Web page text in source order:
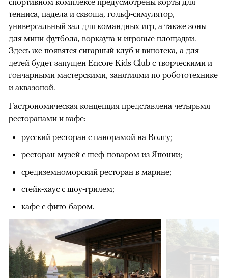
тенниса, падела и сквоша, гольф-симулятор,
универсальный зал для командных игр, а также зоны
для мини-футбола, воркаута и игровые площадки.
Здесь же появятся сигарный клуб и винотека, а для
детей будет запущен Encore Kids Club с творческими и
гончарными мастерскими, занятиями по робототехнике
и аквазоной.
Гастрономическая концепция представлена четырьмя
ресторанами и кафе:
русский ресторан с панорамой на Волгу;
ресторан-музей с шеф-поваром из Японии;
средиземноморский ресторан в марине;
стейк-хаус с шоу-грилем;
кафе с фито-баром.